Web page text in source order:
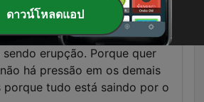
nos pode passar é que o
erupção. Porque quer
há pressão em os demais
porque tudo está saindo por o
ดาวน์โหลดแอป